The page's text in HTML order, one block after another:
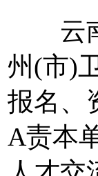
云南
州(市)
报名、
A责本